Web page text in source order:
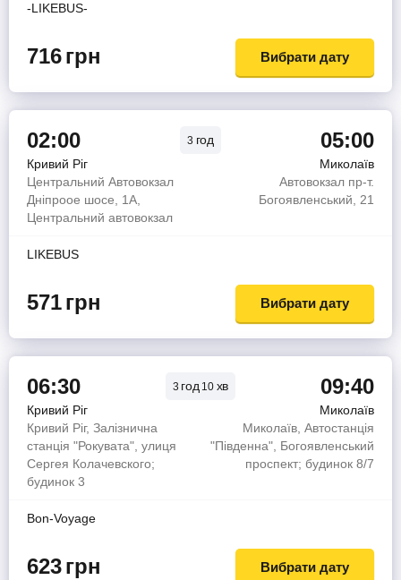
-LIKEBUS-
716грн Вибрати дату
02:00 3 год 05:00
Кривий Ріг
Миколаїв
Центральний Автовокзал
Дніпроое шосе, 1А,
Центральний автовокзал
Автовокзал пр-т.
Богоявленський, 21
LIKEBUS
571грн Вибрати дату
06:30 3 год10 хв 09:40
Кривий Ріг
Миколаїв
Кривий Ріг, Залізнична
станція "Рокувата", улиця
Сергея Колачевского;
будинок 3
Миколаїв, Автостанція
"Південна", Богоявленський
проспект; будинок 8/7
Bon-Voyage
623грн Вибрати дату